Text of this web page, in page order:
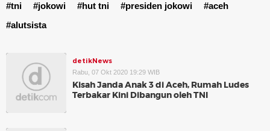
#tni #jokowi #hut tni #presiden jokowi
#aceh
#alutsista
detikNews
Rabu, 07 Okt 2020 19:29 WIB
Kisah Janda Anak 3 di Aceh, Rumah Ludes
Terbakar Kini Dibangun oleh TNI